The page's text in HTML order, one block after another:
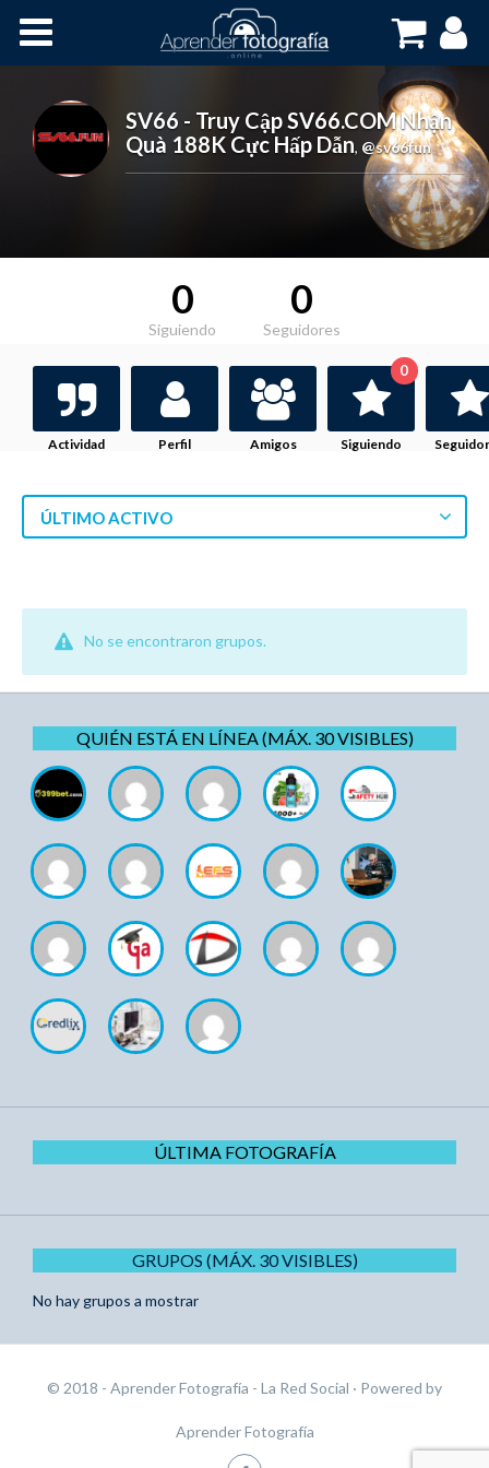
Cursos OnLine
SV66 - Truy Cập SV66.COM Nhận
Quà 188K Cực Hấp Dẫn, @sv66fun
0
Siguiendo
0
Seguidores
Actividad Perfil Amigos Siguiendo
0
ÚLTIMO ACTIVO
No se encontraron grupos.
QUIÉN ESTÁ EN LÍNEA (MÁX. 30 VISIBLES)
ÚLTIMA FOTOGRAFÍA
GRUPOS (MÁX. 30 VISIBLES)
No hay grupos a mostrar
© 2018 - Aprender Fotografía - La Red Social · Powered by
Aprender Fotografía